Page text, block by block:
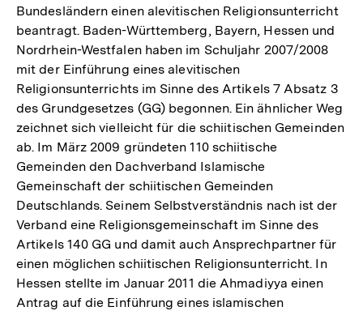
Bundesländern einen alevitischen Religionsunterricht
beantragt. Baden-Württemberg, Bayern, Hessen und
Nordrhein-Westfalen haben im Schuljahr 2007/2008
mit der Einführung eines alevitischen
Religionsunterrichts im Sinne des Artikels 7 Absatz 3
des Grundgesetzes (GG) begonnen. Ein ähnlicher Weg
zeichnet sich vielleicht für die schiitischen Gemeinden
ab. Im März 2009 gründeten 110 schiitische
Gemeinden den Dachverband Islamische
Gemeinschaft der schiitischen Gemeinden
Deutschlands. Seinem Selbstverständnis nach ist der
Verband eine Religionsgemeinschaft im Sinne des
Artikels 140 GG und damit auch Ansprechpartner für
einen möglichen schiitischen Religionsunterricht. In
Hessen stellte im Januar 2011 die Ahmadiyya einen
Antrag auf die Einführung eines islamischen